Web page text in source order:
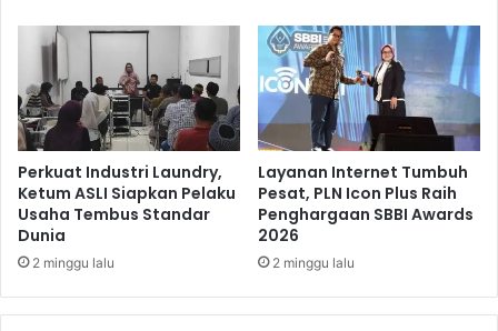
d
n
c
a
r
a
n
I
n
o
t
P
e
t
u
g
a
s
Perkuat Industri Laundry,
Ketum ASLI Siapkan Pelaku
Usaha Tembus Standar
Dunia
2 minggu lalu
Layanan Internet Tumbuh
Pesat, PLN Icon Plus Raih
Penghargaan SBBI Awards
2026
2 minggu lalu